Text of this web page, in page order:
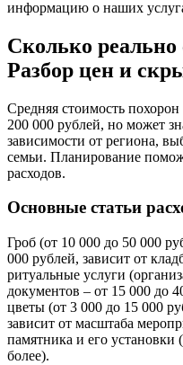
информацию о наших
Сколько реально
Разбор цен и
Средняя стоимость
200 000 рублей, но может
зависимости от региона,
семьи. Планирование
расходов.
Основные статьи
Гроб (от 10 000 до 50 000
000 рублей, зависит от
ритуальные услуги
документов – от 15 000 до
цветы (от 3 000 до 15 000
зависит от масштаба
памятника и его установки
более).